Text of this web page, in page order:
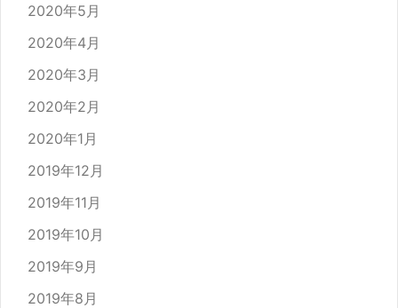
2020年5月
2020年4月
2020年3月
2020年2月
2020年1月
2019年12月
2019年11月
2019年10月
2019年9月
2019年8月